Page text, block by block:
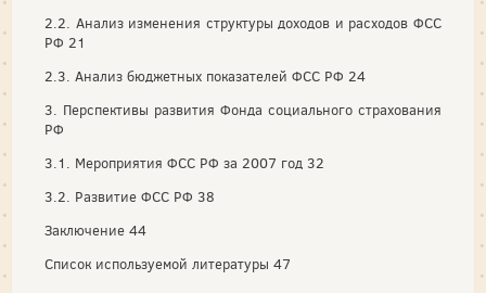
2.2. Анализ изменения структуры доходов и расходов ФСС
РФ 21
2.3. Анализ бюджетных показателей ФСС РФ 24
3. Перспективы развития Фонда социального страхования
РФ
3.1. Мероприятия ФСС РФ за 2007 год 32
3.2. Развитие ФСС РФ 38
Заключение 44
Список используемой литературы 47